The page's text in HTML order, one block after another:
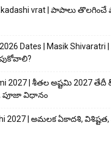
Ekadashi vrat | పాపాలు
Dates | Masik
2027 | శీతల అష్టమి 2027 తేదీ
పూజా విధానం
2027 | అమలక ఏకాదశి,